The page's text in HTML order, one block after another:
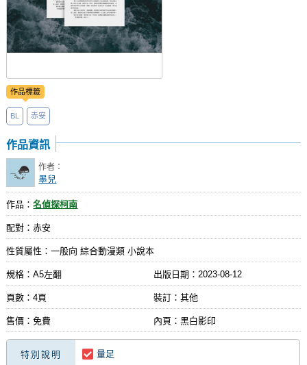
作品標籤
BL 赤安
作品資訊
作者：
墨兒
作品：名偵探柯南
配對：赤安
性質屬性：一般向 綜合動漫類 小說本
規格：A5左翻 出版日期： 2023-08-12
頁數：4頁 裝訂：其他
售價：免費 內頁：黑白影印
特別說明 量足